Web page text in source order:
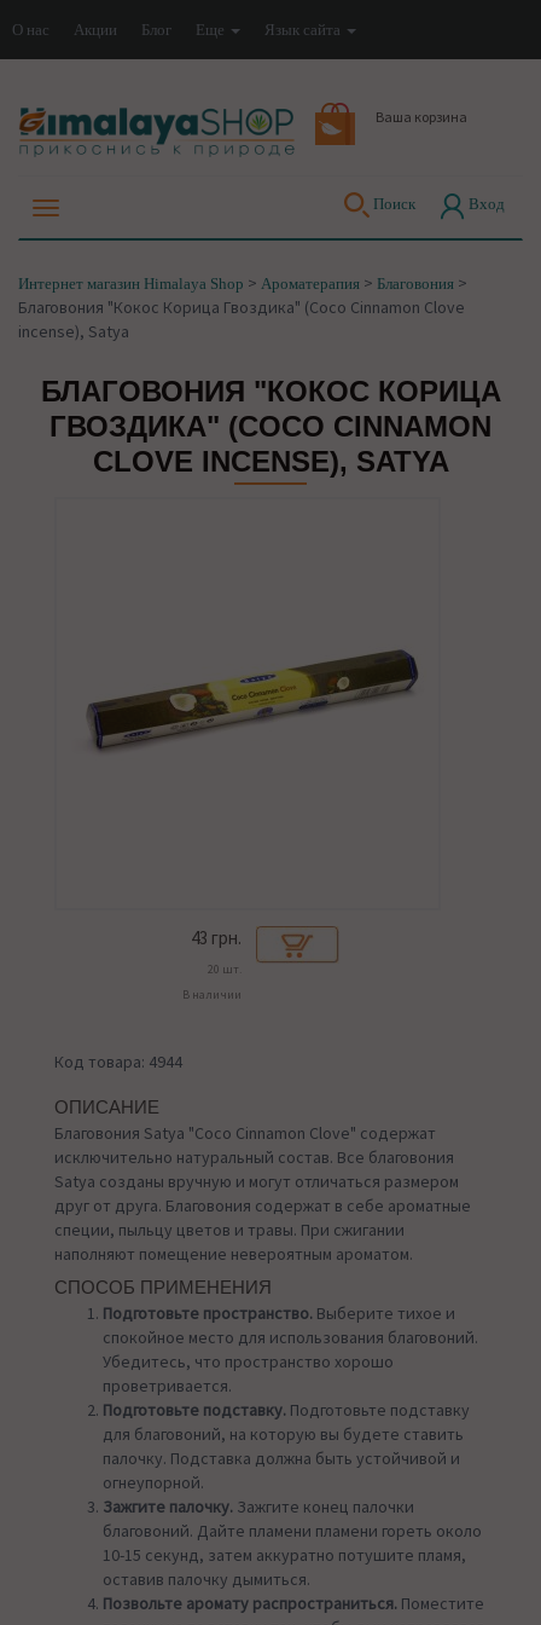
О нас Акции Блог Еще Язык сайта
Ваша корзина
Поиск Вход
Интернет магазин Himalaya Shop > Ароматерапия > Благовония >
Благовония "Кокос Корица Гвоздика" (Coco Cinnamon Clove
incense), Satya
БЛАГОВОНИЯ "КОКОС КОРИЦА
ГВОЗДИКА" (COCO CINNAMON
CLOVE INCENSE), SATYA
43 грн.
20 шт.
В наличии
Код товара: 4944
ОПИСАНИЕ
Благовония Satya "Coco Cinnamon Clove" содержат
исключительно натуральный состав. Все благовония
Satya созданы вручную и могут отличаться размером
друг от друга. Благовония содержат в себе ароматные
специи, пыльцу цветов и травы. При сжигании
наполняют помещение невероятным ароматом.
СПОСОБ ПРИМЕНЕНИЯ
Подготовьте пространство. Выберите тихое и
спокойное место для использования благовоний.
Убедитесь, что пространство хорошо
проветривается.
Подготовьте подставку. Подготовьте подставку
для благовоний, на которую вы будете ставить
палочку. Подставка должна быть устойчивой и
огнеупорной.
Зажгите палочку. Зажгите конец палочки
благовоний. Дайте пламени пламени гореть около
10-15 секунд, затем аккуратно потушите пламя,
оставив палочку дымиться.
Позвольте аромату распространиться. Поместите